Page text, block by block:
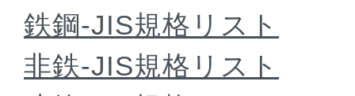
鉄鋼-JIS規格リスト
非鉄-JIS規格リスト